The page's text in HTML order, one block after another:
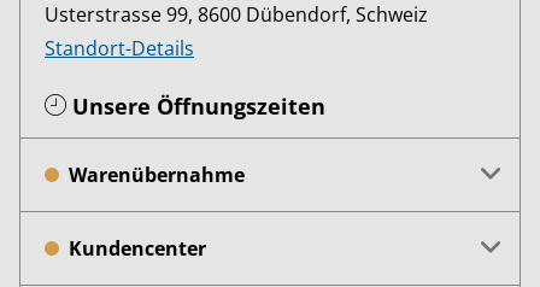
Usterstrasse 99, 8600 Dübendorf, Schweiz
Standort-Details
Unsere Öffnungszeiten
Warenübernahme
Kundencenter